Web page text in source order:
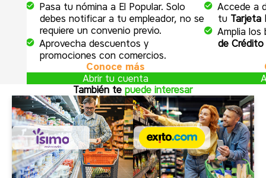
Pasa tu nómina a El Popular. Solo
debes notificar a tu empleador, no se
requiere un convenio previo.
Aprovecha descuentos y
promociones con comercios.
Conoce más
Abrir tu cuenta
Accede a
tu Tarjeta
Amplia
de
También tepuede interesar